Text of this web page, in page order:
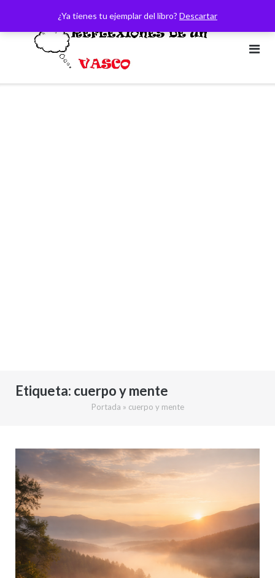
¿Ya tienes tu ejemplar del libro? Descartar
contenido
Etiqueta: cuerpo y mente
Portada » cuerpo y mente